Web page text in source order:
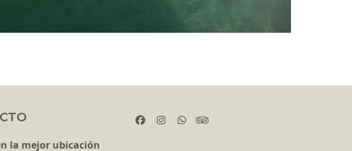
la mejor ubicación
Facebook
Instagram
WhatsappTripadvisor